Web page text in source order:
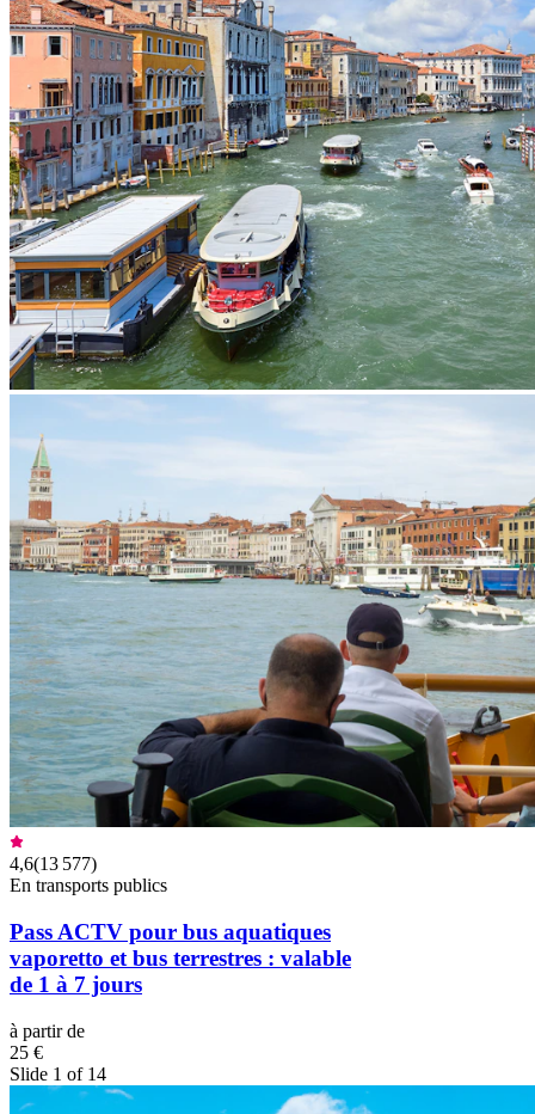
4,6(13 577)
En transports publics
Pass ACTV pour bus aquatiques
vaporetto et bus terrestres : valable
de 1 à 7 jours
à partir de
25 €
Slide 1 of 14